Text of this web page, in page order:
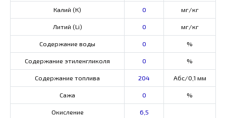
Калий (К) 0 мг/кг
Литий (Li) 0 мг/кг
Содержание воды 0 %
Содержание этиленгликоля 0 %
Содержание топлива 204 Абс/0,1 мм
Сажа 0 %
Окисление 6,5